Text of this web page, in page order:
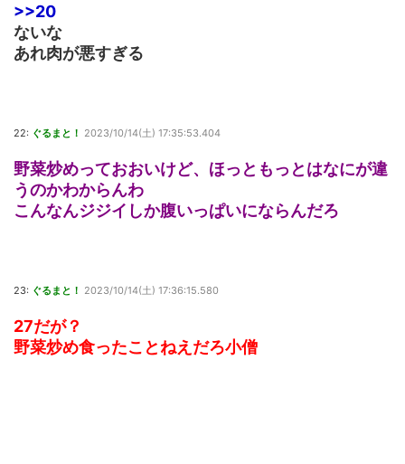
>>20
ないな
あれ肉が悪すぎる
22: ぐるまと！ 2023/10/14(土) 17:35:53.404
野菜炒めっておおいけど、ほっともっとはなにが違
うのかわからんわ
こんなんジジイしか腹いっぱいにならんだろ
23: ぐるまと！ 2023/10/14(土) 17:36:15.580
27だが？
野菜炒め食ったことねえだろ小僧